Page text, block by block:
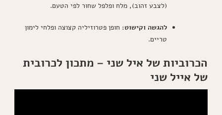
(לצבע זהוב), מלח ופלפל שחור לפי הטעם.
להגשה וקישוט: חופן פטרוזיליה קצוצה ופלחי לימון
טריים.
הכרוביות של איל שני – מתכון לכרובית
של אייל שני